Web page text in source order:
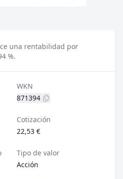
una rentabilidad por
%.
WKN
871394
Cotización
22,53 €
Tipo de valor
Acción